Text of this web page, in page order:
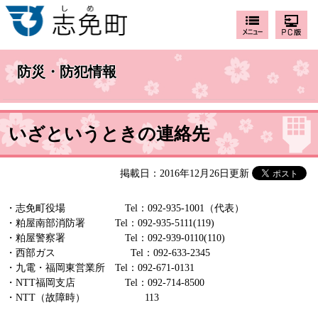
防災・防犯情報
いざというときの連絡先
掲載日：2016年12月26日更新
・志免町役場 Tel：092-935-1001（代表）
・粕屋南部消防署 Tel：092-935-5111(119)
・粕屋警察署 Tel：092-939-0110(110)
・西部ガス Tel：092-633-2345
・九電・福岡東営業所 Tel：092-671-0131
・NTT福岡支店 Tel：092-714-8500
・NTT（故障時） 113